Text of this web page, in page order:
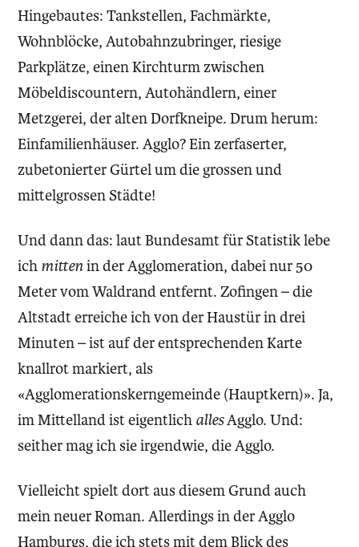
Hingebautes: Tankstellen, Fachmärkte,
Wohnblöcke, Autobahnzubringer, riesige
Parkplätze, einen Kirchturm zwischen
Möbeldiscountern, Autohändlern, einer
Metzgerei, der alten Dorfkneipe. Drum herum:
Einfamilienhäuser. Agglo? Ein zerfaserter,
zubetonierter Gürtel um die grossen und
mittelgrossen Städte!
Und dann das: laut Bundesamt für Statistik lebe
ich mittenin der Agglomeration, dabei nur 50
Meter vom Waldrand entfernt. Zofingen – die
Altstadt erreiche ich von der Haustür in drei
Minuten – ist auf der entsprechenden Karte
knallrot markiert, als
«Agglomerationskerngemeinde (Hauptkern)». Ja,
im Mittelland ist eigentlich allesAgglo. Und:
seither mag ich sie irgendwie, die Agglo.
Vielleicht spielt dort aus diesem Grund auch
mein neuer Roman. Allerdings in der Agglo
Hamburgs, die ich stets mit dem Blick des